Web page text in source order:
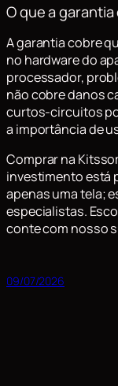
O que a
A garantia cobre
no hardware do
processador,
não cobre danos
curtos-circuitos
a importância de
Comprar na
investimento está
apenas uma tela;
especialistas.
conte com nosso
09/07/2026